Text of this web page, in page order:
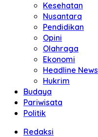
Kesehatan
Nusantara
Pendidikan
Opini
Olahraga
Ekonomi
Headline News
Hukrim
Budaya
Pariwisata
Politik
Redaksi